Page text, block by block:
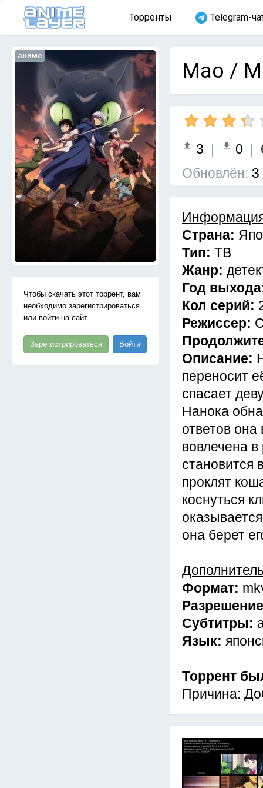
Торренты Telegram-
аниме
Чтобы скачать этот торрент, вам
необходимо зарегистрироваться
или войти на сайт
Зарегистрироваться Войти
Mao /
3 | 0 |
Обновлён: 3
Страна:
Тип: ТВ
Жанр:
Год
Кол серий:
Режиссер:
Описание:
переносит
спасает
Нанока
ответов она
вовлечена
становится
проклят
коснуться
она берет
Формат:
Субтитры:
Язык:
Торрент
Причина: